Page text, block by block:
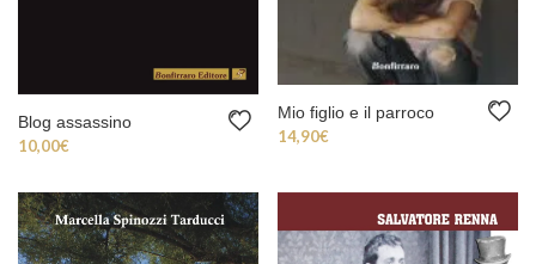
Blog assassino
10,00€
Mio figlio e il parroco
14,90€